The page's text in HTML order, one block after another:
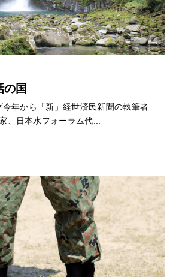
の国
年から「新」経世済民新聞の執筆者
、日本水フォーラム代...